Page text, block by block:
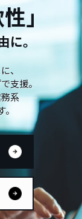
」
に。
、
支援。
――